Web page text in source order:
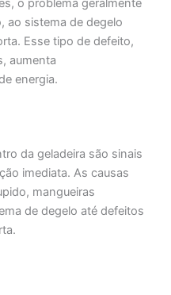
o problema geralmente
ao sistema de degelo
Esse tipo de defeito,
aumenta
energia.
da geladeira são sinais
imediata. As causas
mangueiras
de degelo até defeitos